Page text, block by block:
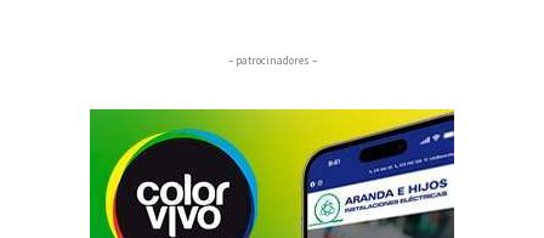
– patrocinadores –